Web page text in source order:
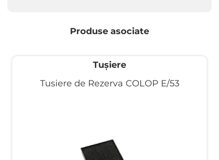
Produse asociate
Tușiere
Tusiere de Rezerva COLOP E/53